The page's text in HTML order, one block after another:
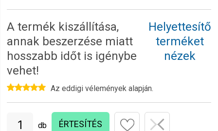
A termék kiszállítása,
annak beszerzése miatt
hosszabb időt is igénybe
vehet!
Helyettesítő
terméket
nézek
Az eddigi vélemények alapján.
db ÉRTESÍTÉS